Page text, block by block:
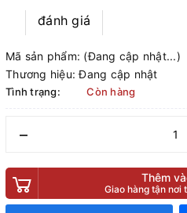
đánh giá
Mã sản phẩm: (Đang cập nhật...)
Thương hiệu: Đang cập nhật
Tình trạng: Còn hàng
–
Thêm
Giao hàng tận nơi